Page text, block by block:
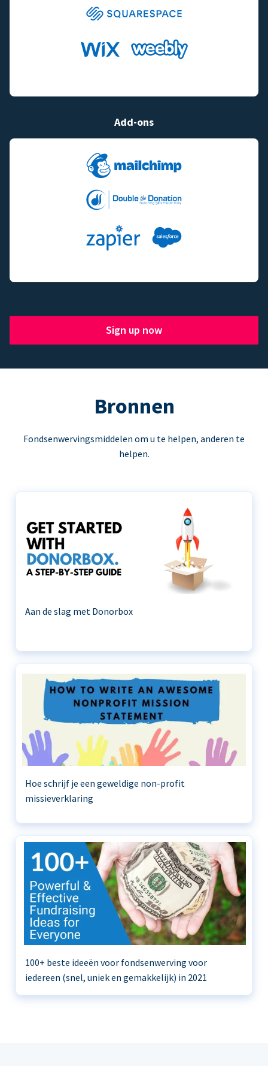
Add-ons
Sign up now
Bronnen
Fondsenwervingsmiddelen om u te helpen, anderen te
helpen.
Aan de slag met Donorbox
Hoe schrijf je een geweldige non-profit
missieverklaring
100+ beste ideeën voor fondsenwerving voor
iedereen (snel, uniek en gemakkelijk) in 2021